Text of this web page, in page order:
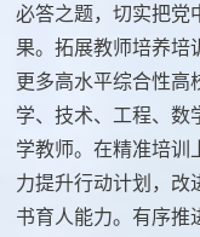
必答之题，切实把党
果。拓展教师培养培
更多高水平综合性高
学、技术、工程、数
学教师。在精准培训
力提升行动计划，改
书育人能力。有序推